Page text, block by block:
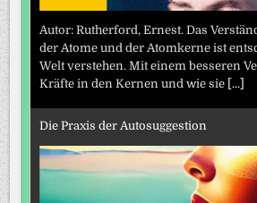
Autor: Rutherford, Ernest. Das
der Atome und der Atomkerne ist
Welt verstehen. Mit einem besseren
Kräfte in den Kernen und wie sie [...]
Die Praxis der Autosuggestion